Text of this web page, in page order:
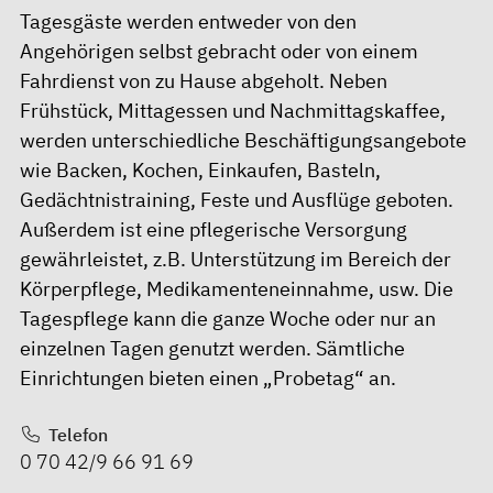
Tagesgäste werden entweder von den
Angehörigen selbst gebracht oder von einem
Fahrdienst von zu Hause abgeholt. Neben
Frühstück, Mittagessen und Nachmittagskaffee,
werden unterschiedliche Beschäftigungsangebote
wie Backen, Kochen, Einkaufen, Basteln,
Gedächtnistraining, Feste und Ausflüge geboten.
Außerdem ist eine pflegerische Versorgung
gewährleistet, z.B. Unterstützung im Bereich der
Körperpflege, Medikamenteneinnahme, usw. Die
Tagespflege kann die ganze Woche oder nur an
einzelnen Tagen genutzt werden. Sämtliche
Einrichtungen bieten einen „Probetag“ an.
Telefon
0 70 42/9 66 91 69